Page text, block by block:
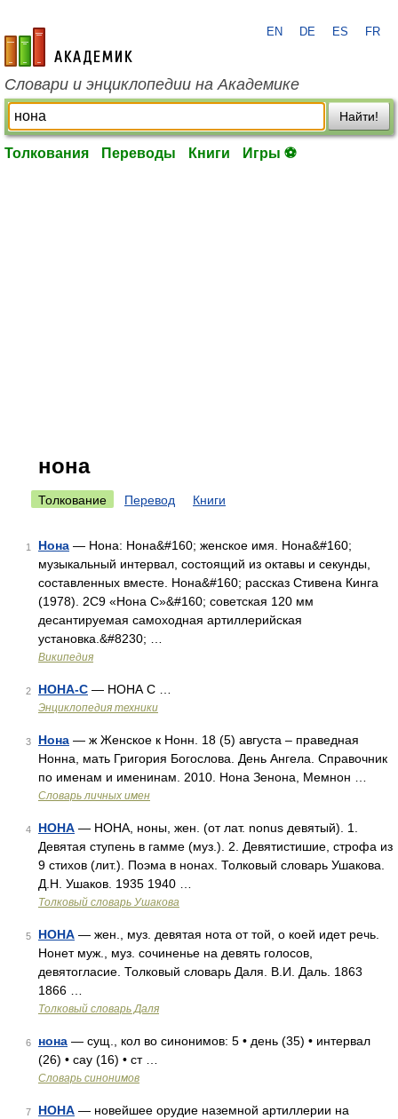
academic.ru
EN DE ES FR
Словари и энциклопедии на Академике
Найти!
Толкования Переводы Книги Игры ⚽
нона
Толкование Перевод Книги
1 Нона — Нона: Нона&#160; женское имя. Нона&#160;
музыкальный интервал, состоящий из октавы и секунды,
составленных вместе. Нона&#160; рассказ Стивена Кинга
(1978). 2С9 «Нона С»&#160; советская 120 мм
десантируемая самоходная артиллерийская
установка.&#8230; …
Википедия
2 НОНА-С — НОНА С …
Энциклопедия техники
3 Нона — ж Женское к Нонн. 18 (5) августа – праведная
Нонна, мать Григория Богослова. День Ангела. Справочник
по именам и именинам. 2010. Нона Зенона, Мемнон …
Словарь личных имен
4 НОНА — НОНА, ноны, жен. (от лат. nonus девятый). 1.
Девятая ступень в гамме (муз.). 2. Девятистишие, строфа из
9 стихов (лит.). Поэма в нонах. Толковый словарь Ушакова.
Д.Н. Ушаков. 1935 1940 …
Толковый словарь Ушакова
5 НОНА — жен., муз. девятая нота от той, о коей идет речь.
Нонет муж., муз. сочиненье на девять голосов,
девятогласие. Толковый словарь Даля. В.И. Даль. 1863
1866 …
Толковый словарь Даля
6 нона — сущ., кол во синонимов: 5 • день (35) • интервал
(26) • сау (16) • ст …
Словарь синонимов
7 НОНА — новейшее орудие наземной артиллерии на